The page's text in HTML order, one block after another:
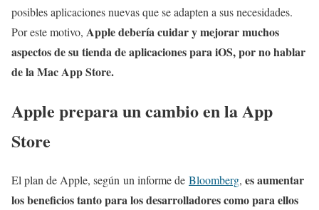
posibles aplicaciones nuevas que se adapten a sus necesidades.
Por este motivo, Apple debería cuidar y mejorar muchos
aspectos de su tienda de aplicaciones para iOS, por no hablar
de la Mac App Store.
Apple prepara un cambio en la App
Store
El plan de Apple, según un informe de Bloomberg, es aumentar
los beneficios tanto para los desarrolladores como para ellos